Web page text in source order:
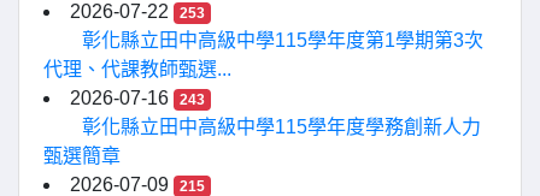
2026-07-22
253
彰化縣立田中高級中學115學年度第1學期第3次
代理、代課教師甄選...
2026-07-16
243
彰化縣立田中高級中學115學年度學務創新人力
甄選簡章
2026-07-09
215